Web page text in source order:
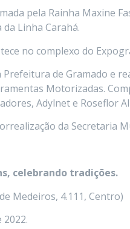
pela Rainha Maxine
Linha Carahá.
no complexo do
Prefeitura de Gramado e
Motorizadas.
Adylnet e Roseflor
da Secretaria
celebrando tradições.
Medeiros, 4.111, Centro)
2022.